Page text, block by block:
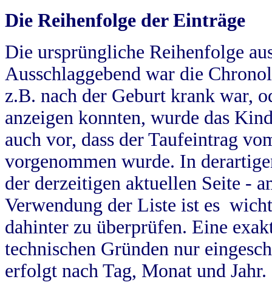
Die Reihenfolge der Einträge
Die ursprüngliche Reihenfolge
Ausschlaggebend war die
z.B. nach der Geburt krank war,
anzeigen konnten, wurde das
auch vor, dass der Taufeintrag
vorgenommen wurde. In
der derzeitigen aktuellen Seite -
Verwendung der Liste ist es
dahinter zu überprüfen. Eine
technischen Gründen nur
erfolgt nach Tag, Monat und Jahr.